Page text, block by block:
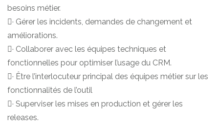
besoins métier.
· Gérer les incidents, demandes de changement et
améliorations.
· Collaborer avec les équipes techniques et
fonctionnelles pour optimiser l’usage du CRM.
· Être l’interlocuteur principal des équipes métier sur les
fonctionnalités de l’outil
· Superviser les mises en production et gérer les
releases.